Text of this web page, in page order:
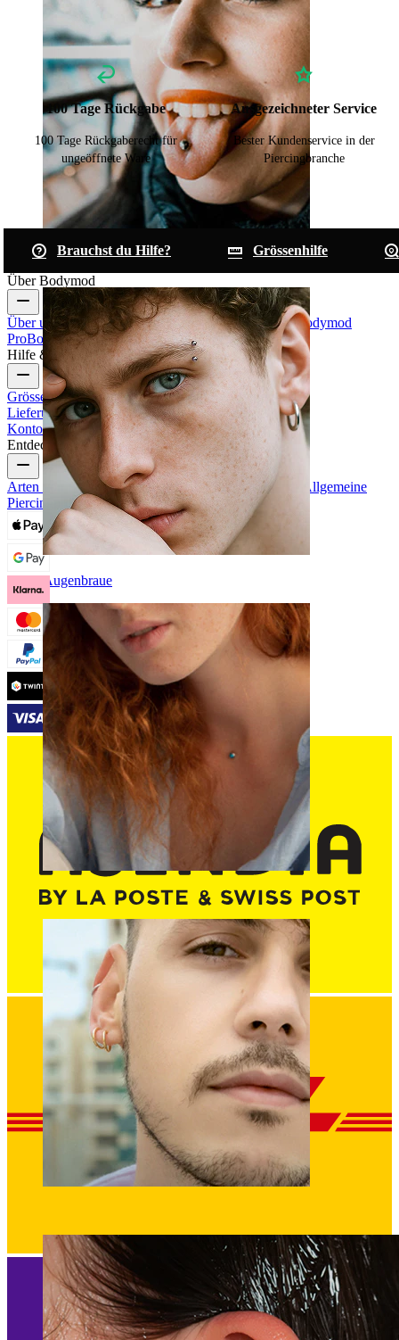
Augenbraue
Dermal
100 Tage Rückgabe
100 Tage Rückgaberecht für
ungeöffnete Ware
Ausgezeichneter Service
Bester Kundenservice in der
Piercingbranche
Brauchst du Hilfe?
Grössenhilfe
Über Bodymod
Über uns BlogBedingungen & KonditionenKontaktBodymod
ProBodymod CreatorsBodymod Bewertungen
Hilfe & Infos
GrössenhilfeBestellung verfolgen Informationen zur
LieferungRücksendung & StornierungZahlung
Mein
KontoBodymod Support
Entdecke
Arten von PiercingsMaterialien für Piercingschmuck
Allgemeine
Piercingprobleme und Pflege